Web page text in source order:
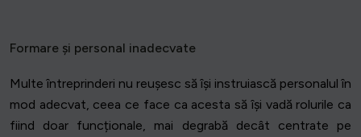
Formare și personal inadecvate
Multe întreprinderi nu reușesc să își instruiască personalul în
mod adecvat, ceea ce face ca acesta să își vadă rolurile ca
fiind doar funcționale, mai degrabă decât centrate pe